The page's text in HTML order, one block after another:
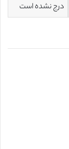
درج نشده است